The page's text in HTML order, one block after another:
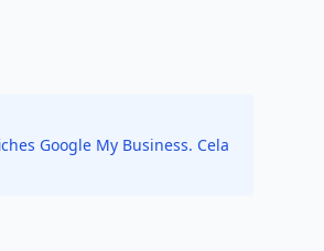
Google My Business. Cela